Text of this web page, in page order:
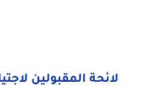
لائحة المقبولين